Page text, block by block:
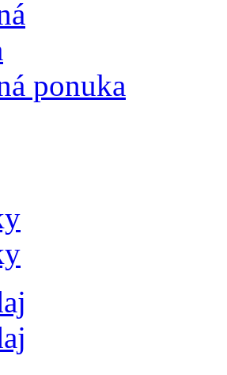
ponuka